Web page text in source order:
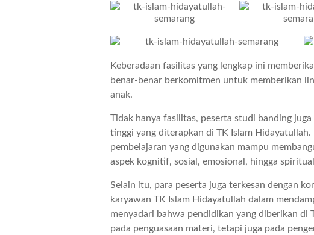
Keberadaan fasilitas yang lengkap ini
benar-benar berkomitmen untuk memberikan
anak.
Tidak hanya fasilitas, peserta studi banding
tinggi yang diterapkan di TK Islam
pembelajaran yang digunakan mampu
aspek kognitif, sosial, emosional, hingga
Selain itu, para peserta juga terkesan dengan
karyawan TK Islam Hidayatullah dalam
menyadari bahwa pendidikan yang diberikan
pada penguasaan materi, tetapi juga pada